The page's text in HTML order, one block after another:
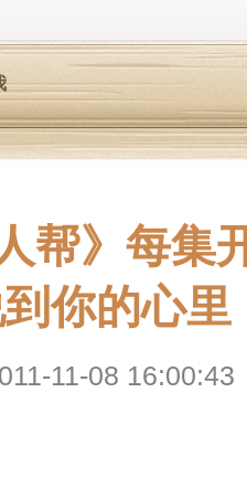
人帮》每
你的心里
11-08 16:00:43